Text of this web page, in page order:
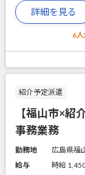
詳細を見る
6人
紹介予定派遣
【福山市×紹
事務業務
勤務地
広島県福
給与
時給